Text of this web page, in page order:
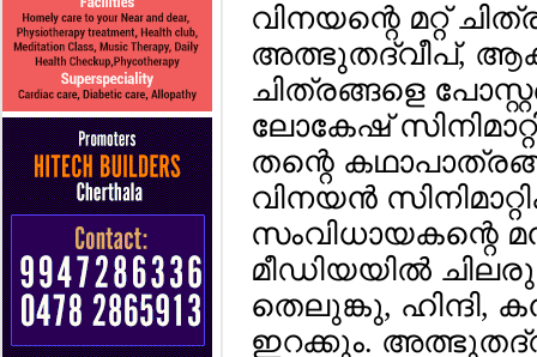
വിനയന്റെ മറ്റ്
അത്ഭുതദ്വീപ്,
ചിത്രങ്ങളെ
ലോകേഷ്
തന്റെ
വിനയന്‍
മീഡിയയില്‍
തെലുങ്കു, ഹിന്ദി,
ഇറക്കും.